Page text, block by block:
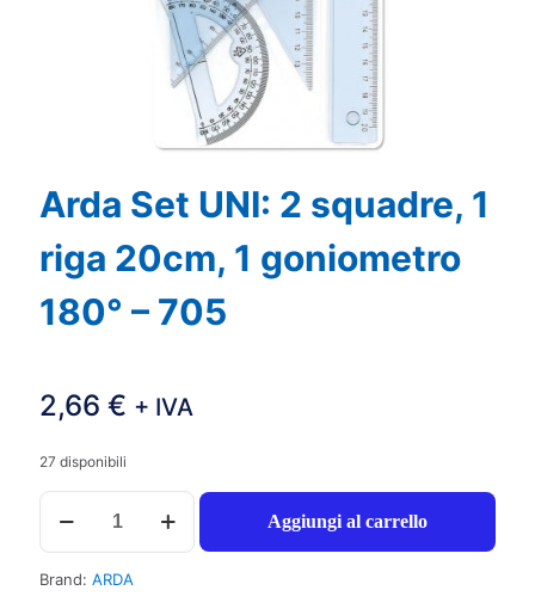
Arda Set UNI: 2 squadre, 1
riga 20cm, 1 goniometro
180° – 705
2,66 € + IVA
27 disponibili
Arda
Set
UNI:
2
squadre,
Aggiungi al carrello
Brand: ARDA